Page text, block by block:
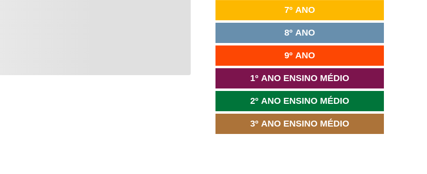
7º ANO
8º ANO
9º ANO
1º ANO ENSINO MÉDIO
2º ANO ENSINO MÉDIO
3º ANO ENSINO MÉDIO